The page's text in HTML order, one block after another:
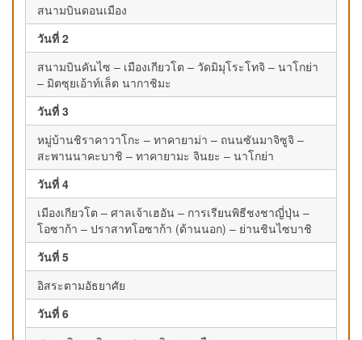
สนามบินดอนเมือง
วันที่ 2
สนามบินคันไซ – เมืองเกียวโต – วัดมิมุโระโทจิ – นาโกย่า
– มิตซุยเอ้าท์เล็ต นากาชิมะ
วันที่ 3
หมู่บ้านชิราคาวาโกะ – ทาคายาม่า – ถนนซันมาจิซูจิ –
สะพานนาคะบาชิ – ทาคายามะ จินยะ – นาโกย่า
วันที่ 4
เมืองเกียวโต – ศาลเจ้าเฮอัน – การเรียนพิธีชงชาญี่ปุ่น –
โอซาก้า – ปราสาทโอซาก้า (ด้านนอก) – ย่านชินไซบาชิ
วันที่ 5
อิสระตามอัธยาศัย
วันที่ 6